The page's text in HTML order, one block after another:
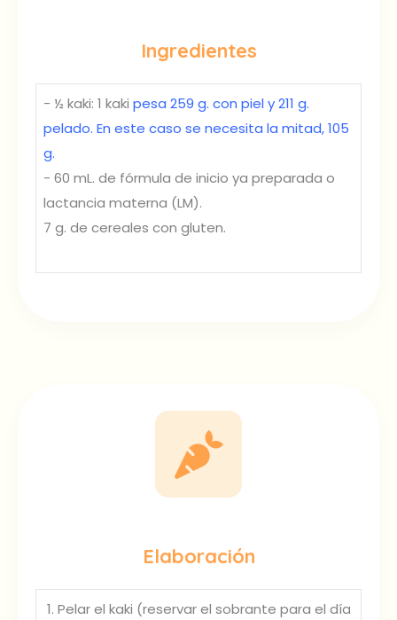
Ingredientes
- ½ kaki: 1 kaki pesa 259 g. con piel y 211 g.
pelado. En este caso se necesita la mitad, 105
g.
- 60 mL. de fórmula de inicio ya preparada o
lactancia materna (LM).
7 g. de cereales con gluten.
Elaboración
1. Pelar el kaki (reservar el sobrante para el día